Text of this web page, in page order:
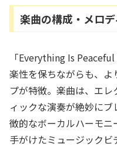
楽曲の構成・メロ
「Everything Is Peaceful
楽性を保ちながらも、
プが特徴。楽曲は、エ
ィックな演奏が絶妙に
徴的なボーカルハーモ
手がけたミュージック